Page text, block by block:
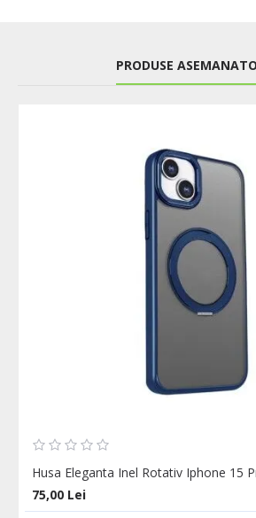
PRODUSE
Husa Eleganta Inel Rotativ Iphone 15
75,00 Lei